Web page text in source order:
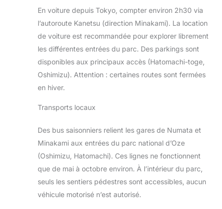
En voiture depuis Tokyo, compter environ 2h30 via
l’autoroute Kanetsu (direction Minakami). La location
de voiture est recommandée pour explorer librement
les différentes entrées du parc. Des parkings sont
disponibles aux principaux accès (Hatomachi-toge,
Oshimizu). Attention : certaines routes sont fermées
en hiver.
Transports locaux
Des bus saisonniers relient les gares de Numata et
Minakami aux entrées du parc national d’Oze
(Oshimizu, Hatomachi). Ces lignes ne fonctionnent
que de mai à octobre environ. À l’intérieur du parc,
seuls les sentiers pédestres sont accessibles, aucun
véhicule motorisé n’est autorisé.